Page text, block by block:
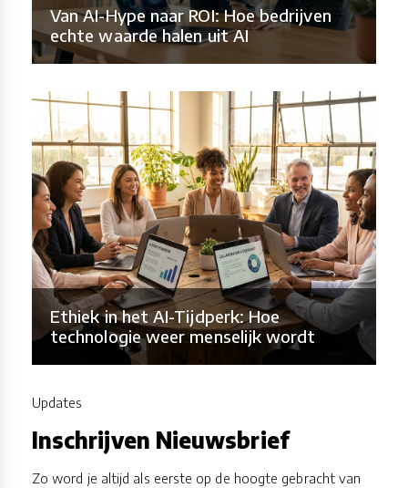
Van AI-Hype naar ROI: Hoe bedrijven
echte waarde halen uit AI
Ethiek in het AI-Tijdperk: Hoe
technologie weer menselijk wordt
Updates
Inschrijven Nieuwsbrief
Zo word je altijd als eerste op de hoogte gebracht van